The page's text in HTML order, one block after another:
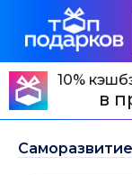
10%
в
Саморазвитие